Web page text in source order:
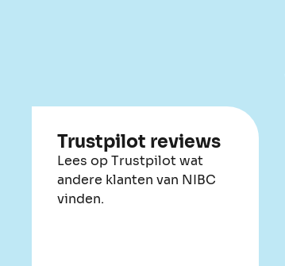
Trustpilot reviews
Lees op Trustpilot wat
andere klanten van NIBC
vinden.